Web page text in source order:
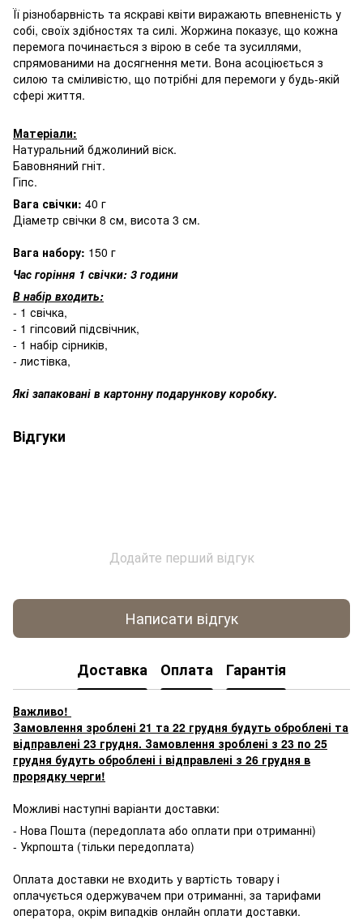
Її різнобарвність та яскраві квіти виражають впевненість у
собі, своїх здібностях та силі. Жоржина показує, що кожна
перемога починається з вірою в себе та зусиллями,
спрямованими на досягнення мети. Вона асоціюється з
силою та сміливістю, що потрібні для перемоги у будь-якій
сфері життя.
Матеріали:
Натуральний бджолиний віск.
Бавовняний гніт.
Гіпс.
Вага свічки: 40 г
Діаметр свічки 8 см, висота 3 см.
Вага набору: 150 г
Час горіння 1 свічки: 3 години
В набір входить:
- 1 свічка,
- 1 гіпсовий підсвічник,
- 1 набір сірників,
- листівка,
Які запаковані в картонну подарункову коробку.
Відгуки
Додайте перший відгук
Написати відгук
Доставка Оплата Гарантія
Важливо!
Замовлення зроблені 21 та 22 грудня будуть оброблені та
відправлені 23 грудня. Замовлення зроблені з 23 по 25
грудня будуть оброблені і відправлені з 26 грудня в
прорядку черги!
Можливі наступні варіанти доставки:
- Нова Пошта (передоплата або оплати при отриманні)
- Укрпошта (тільки передоплата)
Оплата доставки не входить у вартість товару і
оплачується одержувачем при отриманні, за тарифами
оператора, окрім випадків онлайн оплати доставки.